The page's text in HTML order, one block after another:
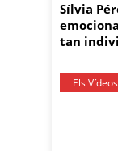
Sílvia
tan
Els Vídeos